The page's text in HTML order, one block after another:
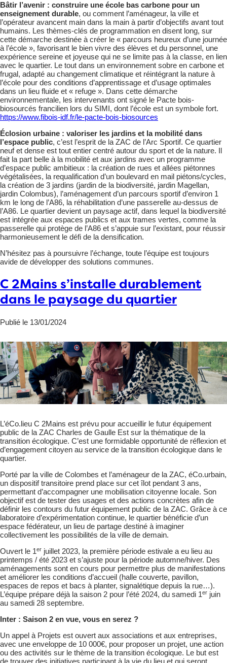
Bâtir l’avenir : construire une école bas carbone pour un
enseignement durable, ou comment l’aménageur, la ville et
l’opérateur avancent main dans la main à partir d’objectifs avant tout
humains. Les thèmes-clés de programmation en disent long, sur
cette démarche destinée à créer le « parcours heureux d’une journée
à l’école », favorisant le bien vivre des élèves et du personnel, une
expérience sereine et joyeuse qui ne se limite pas à la classe, en lien
avec le quartier. Le tout dans un environnement sobre en carbone et
frugal, adapté au changement climatique et réintégrant la nature à
l’école pour des conditions d’apprentissage et d’usage optimales
dans un lieu fluide et « refuge ». Dans cette démarche
environnementale, les intervenants ont signé le Pacte bois-
biosourcés francilien lors du SIMI, dont l’école est un symbole fort.
https://www.fibois-idf.fr/le-pacte-bois-biosources
Éclosion urbaine : valoriser les jardins et la mobilité dans
l’espace public, c’est l’esprit de la ZAC de l’Arc Sportif. Ce quartier
neuf et dense est tout entier centré autour du sport et de la nature. Il
fait la part belle à la mobilité et aux jardins avec un programme
d’espace public ambitieux : la création de rues et allées piétonnes
végétalisées, la requalification d’un boulevard en mail piétons/cycles,
la création de 3 jardins (jardin de la biodiversité, jardin Magellan,
jardin Colombus), l’aménagement d’un parcours sportif d’environ 1
km le long de l’A86, la réhabilitation d’une passerelle au-dessus de
l’A86. Le quartier devient un paysage actif, dans lequel la biodiversité
est intégrée aux espaces publics et aux trames vertes, comme la
passerelle qui protège de l’A86 et s’appuie sur l’existant, pour réussir
harmonieusement le défi de la densification.
N’hésitez pas à poursuivre l’échange, toute l’équipe est toujours
avide de développer des solutions communes.
C 2Mains s’installe durablement
dans le paysage du quartier
Publié le 13/01/2024
L’éCo.lieu C 2Mains est prévu pour accueillir le futur équipement
public de la ZAC Charles de Gaulle Est sur la thématique de la
transition écologique. C’est une formidable opportunité de réflexion et
d’engagement citoyen au service de la transition écologique dans le
quartier.
Porté par la ville de Colombes et l’aménageur de la ZAC, éCo.urbain,
un dispositif transitoire prend place sur cet îlot pendant 3 ans,
permettant d’accompagner une mobilisation citoyenne locale. Son
objectif est de tester des usages et des actions concrètes afin de
définir les contours du futur équipement public de la ZAC. Grâce à ce
laboratoire d’expérimentation continue, le quartier bénéficie d’un
espace fédérateur, un lieu de partage destiné à imaginer
collectivement les possibilités de la ville de demain.
Ouvert le 1er juillet 2023, la première période estivale a eu lieu au
printemps / été 2023 et s’ajuste pour la période automne/hiver. Des
aménagements sont en cours pour permettre plus de manifestations
et améliorer les conditions d’accueil (halle couverte, pavillon,
espaces de repos et bacs à planter, signalétique depuis la rue…).
L’équipe prépare déjà la saison 2 pour l’été 2024, du samedi 1er juin
au samedi 28 septembre.
Inter : Saison 2 en vue, vous en serez ?
Un appel à Projets est ouvert aux associations et aux entreprises,
avec une enveloppe de 10 000€, pour proposer un projet, une action
ou des activités sur le thème de la transition écologique. Le but est